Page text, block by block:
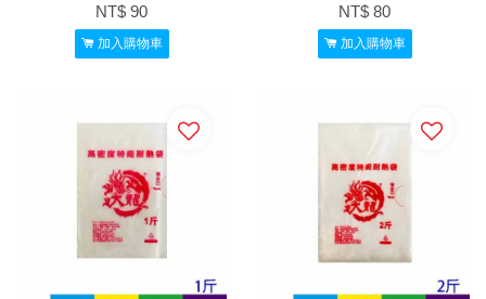
NT$ 90
加入購物車
NT$ 80
加入購物車